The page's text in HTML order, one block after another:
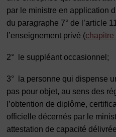
par le ministre en application
du paragraphe 7° de l’article
l’enseignement privé (chapitre
2° le suppléant occasionnel;
3° la personne qui dispense
pas pour objet, au sens des
l’obtention de diplôme,
officielle décernés par le
attestation de capacité